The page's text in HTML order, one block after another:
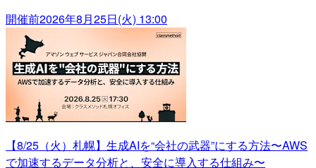
開催前2026年8月25日(火) 13:00
【8/25（火）札幌】生成AIを“会社の武器”にする方法〜AWS
で加速するデータ分析と、安全に導入する仕組み〜